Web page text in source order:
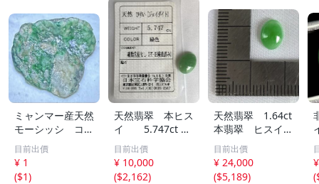
ミャンマー産天然
モーシッシ コス
モクロア 翡翠輝
石 原石20.16g^
^激レア石^ ^
目前出價
¥ 1
($1)
天然翡翠 本ヒス
イ 5.747ct 日
宝協ソーティン
グ ルース
天然ひすい
目前出價
¥ 10,000
($2,162)
天然翡翠 1.64ct
本翡翠 ヒスイ
ジェイダイト ル
ース
目前出價
¥ 24,000
($5,189)
(